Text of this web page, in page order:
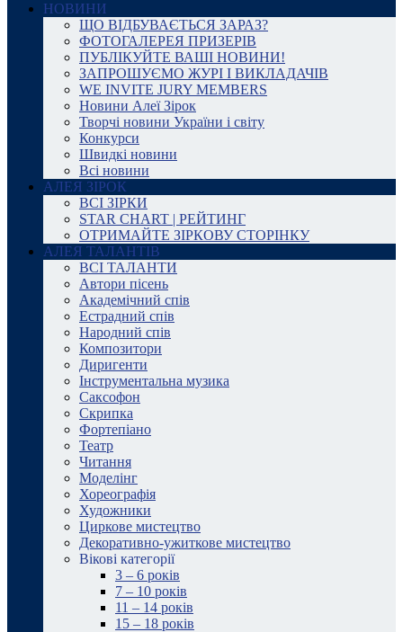
НОВИНИ
ЩО ВІДБУВАЄТЬСЯ ЗАРАЗ?
ФОТОГАЛЕРЕЯ ПРИЗЕРІВ
ПУБЛІКУЙТЕ ВАШІ НОВИНИ!
ЗАПРОШУЄМО ЖУРІ І ВИКЛАДАЧІВ
WE INVITE JURY MEMBERS
Новини Алеї Зірок
Творчі новини України і світу
Конкурси
Швидкі новини
Всі новини
АЛЕЯ ЗІРОК
ВСІ ЗІРКИ
STAR CHART | РЕЙТИНГ
ОТРИМАЙТЕ ЗІРКОВУ СТОРІНКУ
АЛЕЯ ТАЛАНТІВ
ВСІ ТАЛАНТИ
Автори пісень
Академічний спів
Естрадний спів
Народний спів
Композитори
Диригенти
Інструментальна музика
Саксофон
Скрипка
Фортепіано
Театр
Читання
Моделінг
Хореографія
Художники
Циркове мистецтво
Декоративно-ужиткове мистецтво
Вікові категорії
3 – 6 років
7 – 10 років
11 – 14 років
15 – 18 років